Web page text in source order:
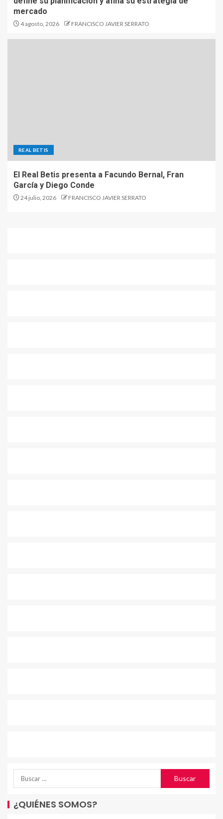
mercado
4 agosto, 2026 FRANCISCO JAVIER SERRATO
REAL BETIS
El Real Betis presenta a Facundo Bernal, Fran
García y Diego Conde
24 julio, 2026 FRANCISCO JAVIER SERRATO
¿QUIÉNES SOMOS?